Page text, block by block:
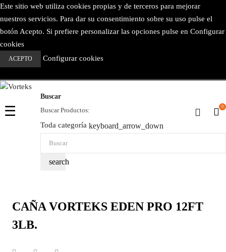
Este sitio web utiliza cookies propias y de terceros para mejorar
nuestros servicios. Para dar su consentimiento sobre su uso pulse el
botón Acepto. Si prefiere personalizar las opciones pulse en Configurar
cookies
ACEPTO Configurar cookies
Navegación
palanca
☰ 0
Buscar
Buscar Productos:
Toda categoría keyboard_arrow_down
search
CAÑA VORTEKS EDEN PRO 12FT
3LB.